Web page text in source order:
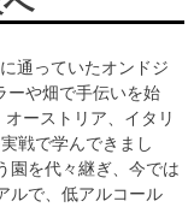
通っていたオンドジ
ーや畑で手伝いを始
ーストリア、イタリ
戦で学んできまし
園を代々継ぎ、今では
ルで、低アルコール